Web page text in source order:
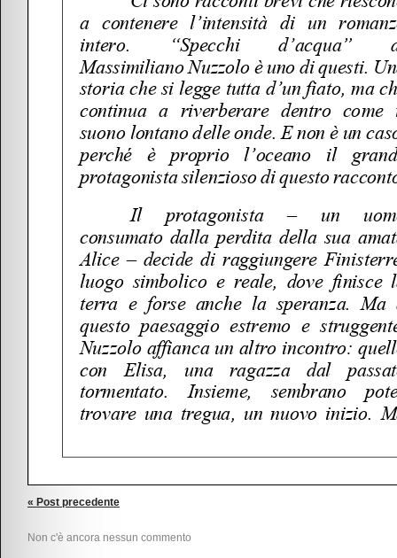
« Post precedente
Non c'è ancora nessun commento